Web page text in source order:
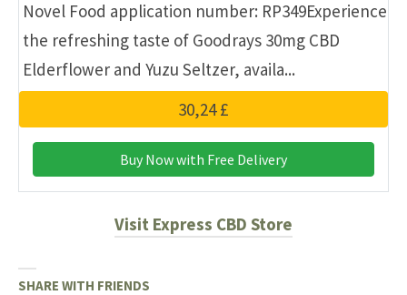
Novel Food application number: RP349Experience
the refreshing taste of Goodrays 30mg CBD
Elderflower and Yuzu Seltzer, availa...
30,24 £
Buy Now with Free Delivery
Visit Express CBD Store
SHARE WITH FRIENDS